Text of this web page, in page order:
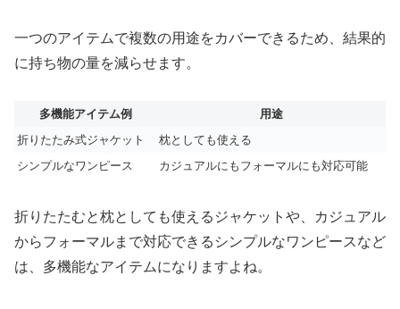
一つのアイテムで複数の用途をカバーできるため、結果的
に持ち物の量を減らせます。
多機能アイテム例
用途
折りたたみ式ジャケット
枕としても使える
シンプルなワンピース
カジュアルにもフォーマルにも対応可能
折りたたむと枕としても使えるジャケットや、カジュアル
からフォーマルまで対応できるシンプルなワンピースなど
は、多機能なアイテムになりますよね。